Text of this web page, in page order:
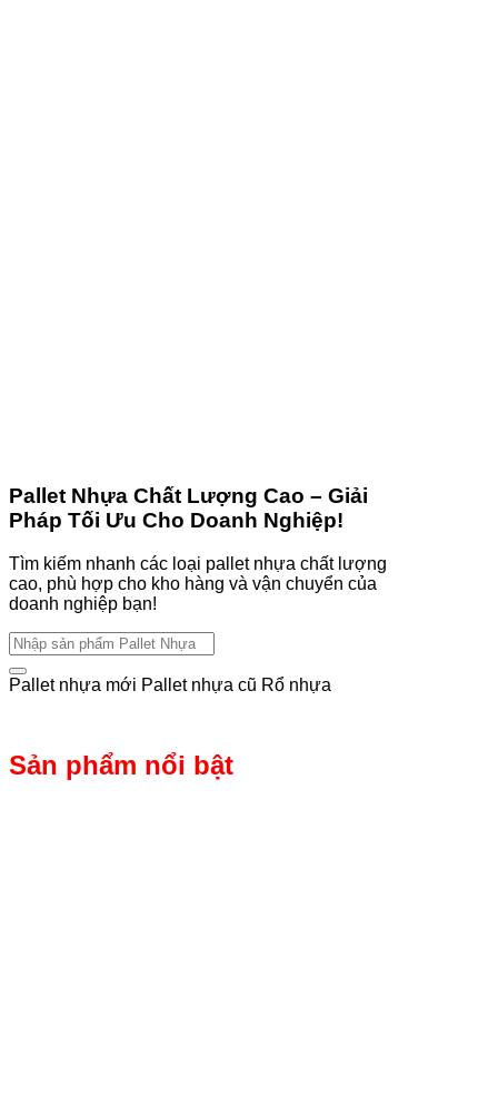
Pallet Nhựa Chất Lượng Cao – Giải
Pháp Tối Ưu Cho Doanh Nghiệp!
Tìm kiếm nhanh các loại pallet nhựa chất lượng
cao, phù hợp cho kho hàng và vận chuyển của
doanh nghiệp bạn!
Tìm
kiếm:
Pallet nhựa mới Pallet nhựa cũ Rổ nhựa
Sản phẩm nổi bật